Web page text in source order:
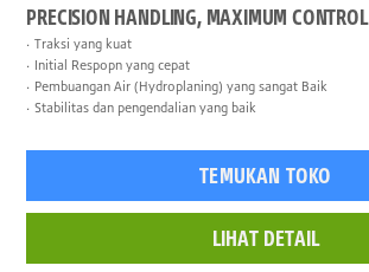
PRECISION HANDLING, MAXIMUM CONTROL
Traksi yang kuat
Initial Respopn yang cepat
Pembuangan Air (Hydroplaning) yang sangat Baik
Stabilitas dan pengendalian yang baik
TEMUKAN TOKO
LIHAT DETAIL